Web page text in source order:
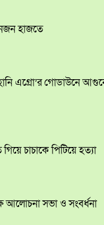
হাজতে
এগ্রো’র গোডাউনে
চাচাকে পিটিয়ে হত্যা
আলোচনা সভা ও সংবর্ধনা